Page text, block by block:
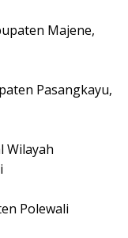
Majene,
Pasangkayu,
Wilayah
Polewali